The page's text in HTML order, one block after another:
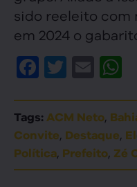
sido reeleito com
em 2024 o
Facebook
Twitter
Tags: ACM Neto,
Convite, Destaque,
Política, Prefeito, Zé